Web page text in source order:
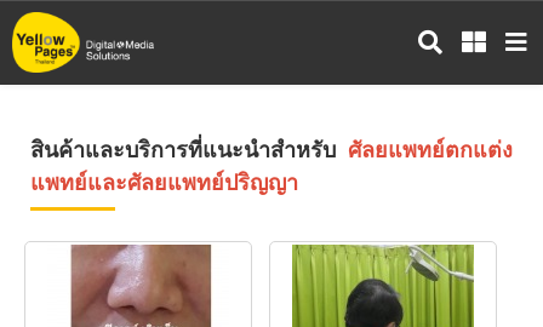
ข้าม
ไป
สินค้าและบริการที่แนะนำสำหรับ ศัลยแพทย์ตกแต่ง
แพทย์และศัลยแพทย์ปริญญา